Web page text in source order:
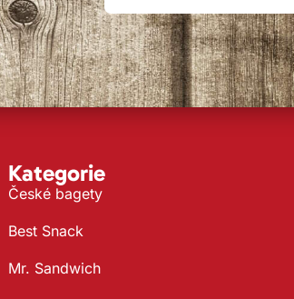
Kategorie
České bagety
Best Snack
Mr. Sandwich